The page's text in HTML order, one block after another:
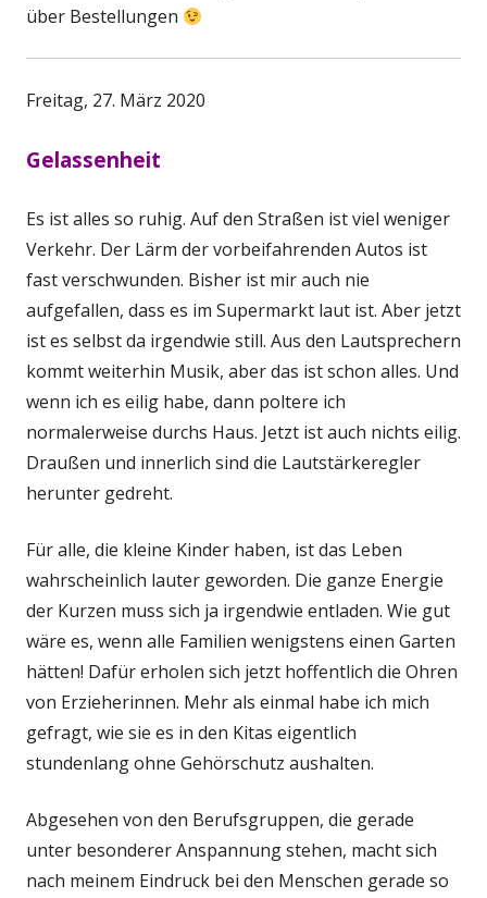
über Bestellungen
Freitag, 27. März 2020
Gelassenheit
Es ist alles so ruhig. Auf den Straßen ist viel weniger
Verkehr. Der Lärm der vorbeifahrenden Autos ist
fast verschwunden. Bisher ist mir auch nie
aufgefallen, dass es im Supermarkt laut ist. Aber jetzt
ist es selbst da irgendwie still. Aus den Lautsprechern
kommt weiterhin Musik, aber das ist schon alles. Und
wenn ich es eilig habe, dann poltere ich
normalerweise durchs Haus. Jetzt ist auch nichts eilig.
Draußen und innerlich sind die Lautstärkeregler
herunter gedreht.
Für alle, die kleine Kinder haben, ist das Leben
wahrscheinlich lauter geworden. Die ganze Energie
der Kurzen muss sich ja irgendwie entladen. Wie gut
wäre es, wenn alle Familien wenigstens einen Garten
hätten! Dafür erholen sich jetzt hoffentlich die Ohren
von Erzieherinnen. Mehr als einmal habe ich mich
gefragt, wie sie es in den Kitas eigentlich
stundenlang ohne Gehörschutz aushalten.
Abgesehen von den Berufsgruppen, die gerade
unter besonderer Anspannung stehen, macht sich
nach meinem Eindruck bei den Menschen gerade so